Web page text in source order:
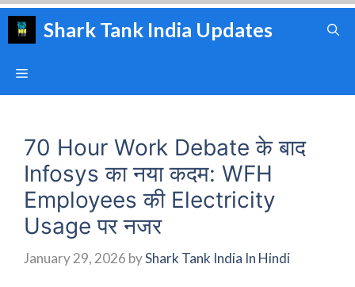
Skip
Shark Tank India Updates
Menu
70 Hour Work Debate के बाद
Infosys का नया कदम: WFH
Employees की Electricity
Usage पर नजर
January 29, 2026 byShark Tank India In Hindi